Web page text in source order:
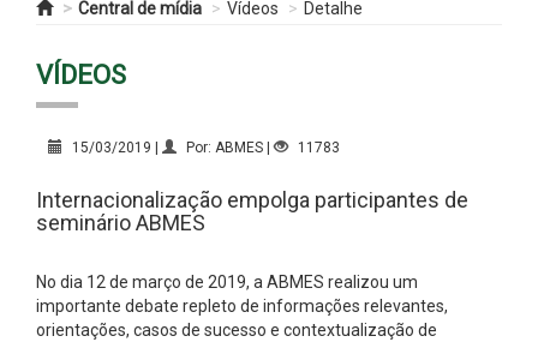
Central de mídia Vídeos Detalhe
VÍDEOS
15/03/2019 | Por: ABMES | 11783
Internacionalização empolga participantes de
seminário ABMES
No dia 12 de março de 2019, a ABMES realizou um
importante debate repleto de informações relevantes,
orientações, casos de sucesso e contextualização de